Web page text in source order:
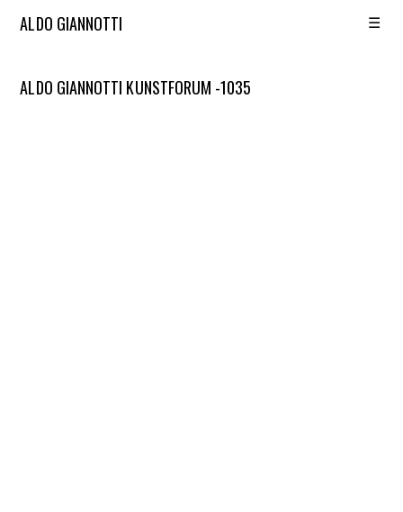
ALDO GIANNOTTI ☰
ALDO GIANNOTTI KUNSTFORUM -1035